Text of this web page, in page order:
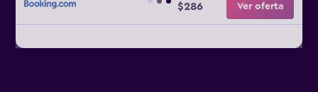
$286 Ver oferta